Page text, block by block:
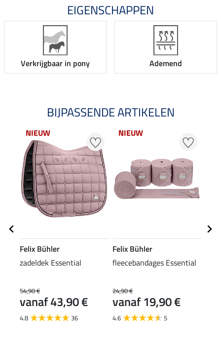
EIGENSCHAPPEN
Verkrijgbaar in pony Ademend
BIJPASSENDE ARTIKELEN
NIEUW
Felix Bühler
zadeldek Essential
54,90 €
vanaf 43,90 €
4.8 36
NIEUW
Felix Bühler
fleecebandages Essential
24,90 €
vanaf 19,90 €
4.6 5